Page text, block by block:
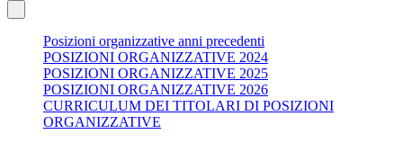
Posizioni organizzative anni precedenti
POSIZIONI ORGANIZZATIVE 2024
POSIZIONI ORGANIZZATIVE 2025
POSIZIONI ORGANIZZATIVE 2026
CURRICULUM DEI TITOLARI DI POSIZIONI
ORGANIZZATIVE